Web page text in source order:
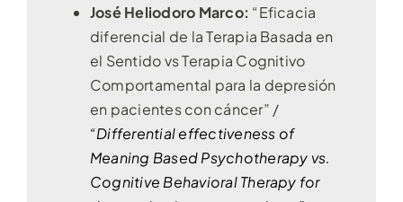
José Heliodoro Marco: “Eficacia
diferencial de la Terapia Basada en
el Sentido vs Terapia Cognitivo
Comportamental para la depresión
en pacientes con cáncer” /
“Differential effectiveness of
Meaning Based Psychotherapy vs.
Cognitive Behavioral Therapy for